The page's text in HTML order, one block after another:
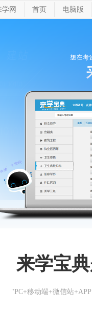
网 首页 电脑版
来学宝
"PC+移动端+微信站